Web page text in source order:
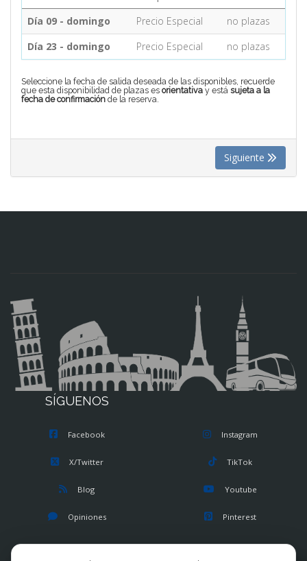
MÁS
Día 09 - domingo
Precio Especial
no plazas
Día 23 - domingo
Precio Especial no plazas
Seleccione la fecha de salida deseada de las disponibles, recuerde
que esta disponibilidad de plazas es orientativa y está sujeta a la
fecha de confirmación de la reserva.
Siguiente
SÍGUENOS
Facebook
X/Twitter
Blog
Opiniones
Instagram
TikTok
Youtube
Pinterest